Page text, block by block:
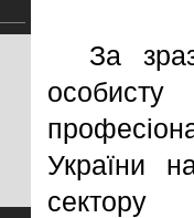
За
особисту
України
сектору